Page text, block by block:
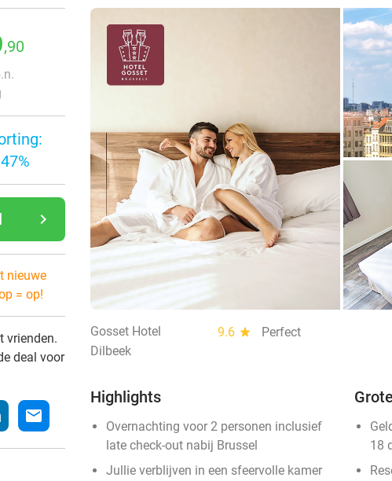
,90
47%
navigate_next
nieuwe
= op!
vrienden.
deal voor
mail
Gosset Hotel 9.6 star
Perfect
Dilbeek
Highlights
Overnachting voor 2 personen inclusief
late check-out nabij Brussel
Jullie verblijven in een sfeervolle kamer
18